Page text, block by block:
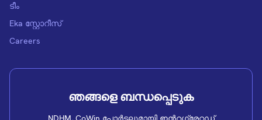
ടീം
Eka സ്റ്റോറീസ്
Careers
ഞങ്ങളെ ബന്ധപ്പെടുക